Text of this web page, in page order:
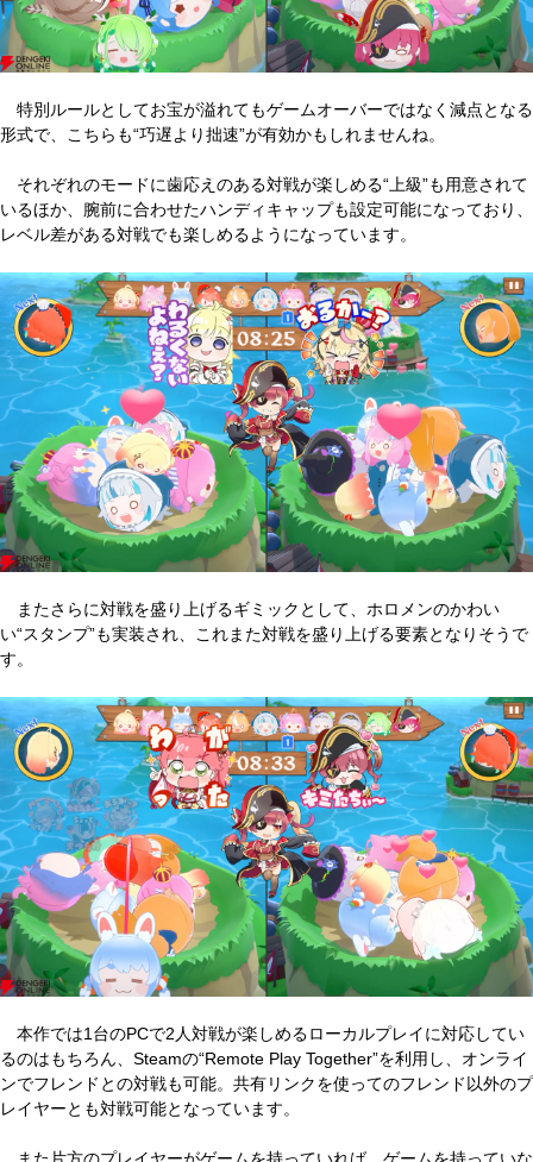
特別ルールとしてお宝が溢れてもゲームオーバーではなく減点となる
形式で、こちらも“巧遅より拙速”が有効かもしれませんね。
それぞれのモードに歯応えのある対戦が楽しめる“上級”も用意されて
いるほか、腕前に合わせたハンディキャップも設定可能になっており、
レベル差がある対戦でも楽しめるようになっています。
またさらに対戦を盛り上げるギミックとして、ホロメンのかわい
い“スタンプ”も実装され、これまた対戦を盛り上げる要素となりそうで
す。
本作では1台のPCで2人対戦が楽しめるローカルプレイに対応してい
るのはもちろん、Steamの“Remote Play Together”を利用し、オンライ
ンでフレンドとの対戦も可能。共有リンクを使ってのフレンド以外のプ
レイヤーとも対戦可能となっています。